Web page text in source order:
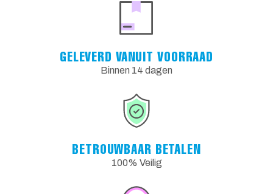
GELEVERD VANUIT VOORRAAD
Binnen 14 dagen
BETROUWBAAR BETALEN
100% Veilig